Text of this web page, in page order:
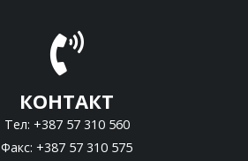
КОНТАКТ
Тел: +387 57 310 560
Факс: +387 57 310 575